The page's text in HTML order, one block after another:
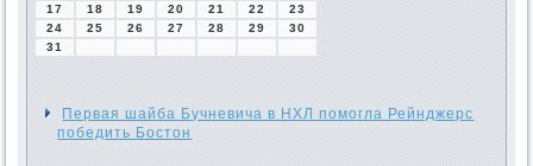
17
18 19 20 21 22
23
24
25 26 27 28 29
30
31
Первая шайба Бучневича в НХЛ помогла Рейнджерс
победить Бостон